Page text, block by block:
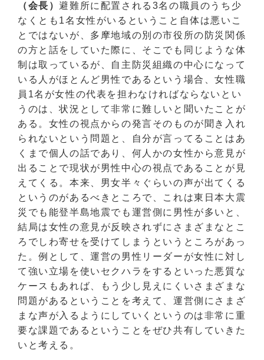
（会長）避難所に配置される3名の職員のうち少
なくとも1名女性がいるということ自体は悪いこ
とではないが、多摩地域の別の市役所の防災関係
の方と話をしていた際に、そこでも同じような体
制は取っているが、自主防災組織の中心になって
いる人がほとんど男性であるという場合、女性職
員1名が女性の代表を担わなければならないとい
うのは、状況として非常に難しいと聞いたことが
ある。女性の視点からの発言そのものが聞き入れ
られないという問題と、自分が言ってることはあ
くまで個人の話であり、何人かの女性から意見が
出ることで現状が男性中心の視点であることが見
えてくる。本来、男女半々ぐらいの声が出てくる
というのがあるべきところで、これは東日本大震
災でも能登半島地震でも運営側に男性が多いと、
結局は女性の意見が反映されずにさまざまなとこ
ろでしわ寄せを受けてしまうというところがあっ
た。例として、運営の男性リーダーが女性に対し
て強い立場を使いセクハラをするといった悪質な
ケースもあれば、もう少し見えにくいさまざまな
問題があるということを考えて、運営側にさまざ
まな声が入るようにしていくというのは非常に重
要な課題であるということをぜひ共有していきた
いと考える。